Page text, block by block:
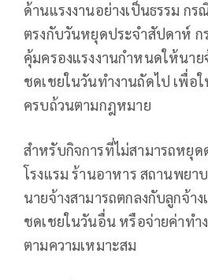
ด้านแรงงานอย่างเป็นธรรม ก
ตรงกับวันหยุดประจำสัปดาห์ ก
คุ้มครองแรงงานกำหนดให้นา
ชดเชยในวันทำงานถัดไป เพื่อ
ครบถ้วนตามกฎหมาย
สำหรับกิจการที่ไม่สามารถหยุด
โรงแรม ร้านอาหาร สถานพยา
นายจ้างสามารถตกลงกับลูกจ้า
ชดเชยในวันอื่น หรือจ่ายค่าท
ตามความเหมาะสม